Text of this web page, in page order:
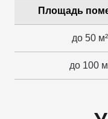
Площадь
до 50 м²
до 100